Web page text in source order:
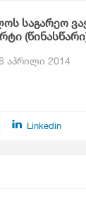
საგარეო
აპრილი 2014
Linkedin